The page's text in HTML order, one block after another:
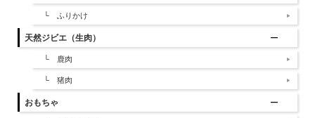
└ ふりかけ
天然ジビエ（生肉）
└ 鹿肉
└ 猪肉
おもちゃ